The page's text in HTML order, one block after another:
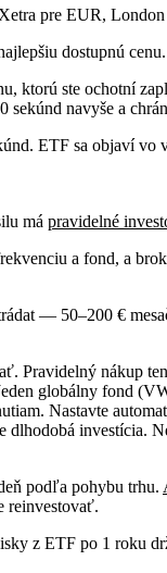
pre EUR,
dostupnú
ktorú ste ochotní
navyše a
ETF sa objaví
má pravidelné
a fond, a
— 50–200 €
Pravidelný nákup
globálny fond
Nastavte
dlhodobá investícia.
podľa pohybu trhu.
reinvestovať.
z ETF po 1 roku